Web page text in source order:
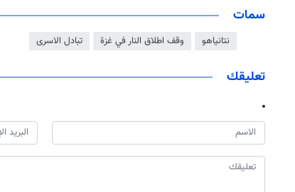
سمات
نتانياهو وقف اطلاق النار في غزة تبادل الاسرى
تعليقك